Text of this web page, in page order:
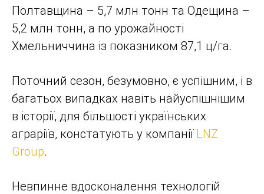
Полтавщина – 5,7 млн тонн та Одещина –
5,2 млн тонн, а по урожайності
Хмельниччина із показником 87,1 ц/га.
Поточний сезон, безумовно, є успішним, і в
багатьох випадках навіть найуспішнішим
в історії, для більшості українських
аграріїв, констатують у компаніїLNZ
Group.
Невпинне вдосконалення технологій